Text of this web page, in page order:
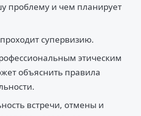
проблему и чем планирует
супервизию.
этическим
объяснить правила
встречи, отмены и